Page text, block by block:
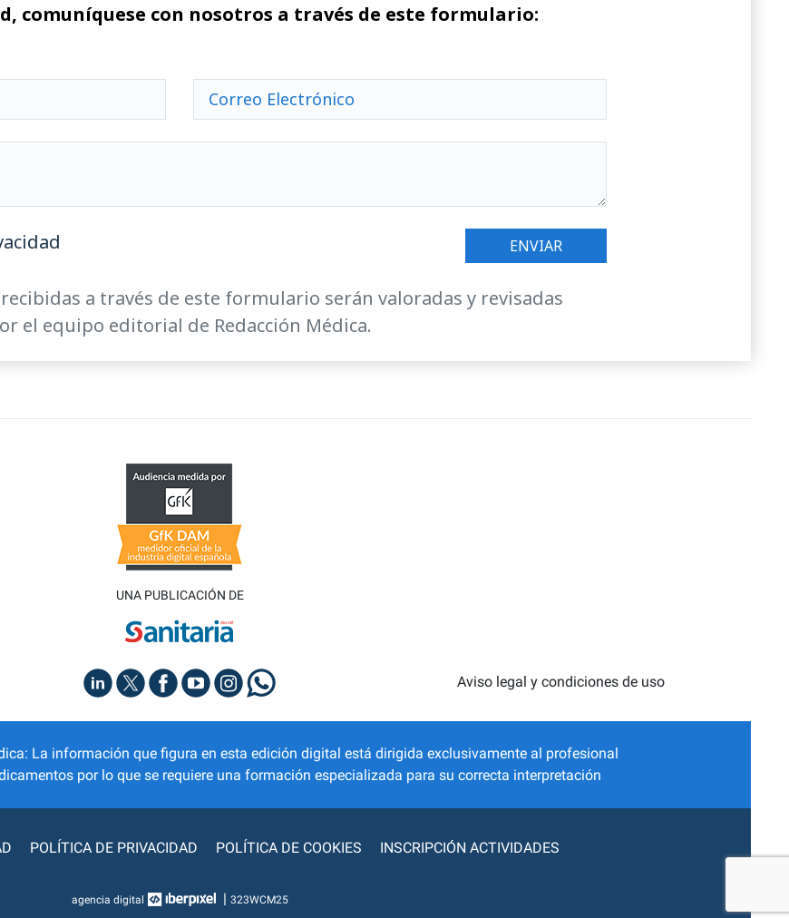
comuníquese con nosotros a través de este formulario:
a través de este formulario serán valoradas y revisadas
el equipo editorial de Redacción Médica.
UNA PUBLICACIÓN DE
Aviso legal y condiciones de uso
La información que figura en esta edición digital está dirigida exclusivamente al profesional
por lo que se requiere una formación especializada para su correcta interpretación
POLÍTICA DE PRIVACIDAD POLÍTICA DE COOKIES INSCRIPCIÓN ACTIVIDADES
agencia digital | 323WCM25